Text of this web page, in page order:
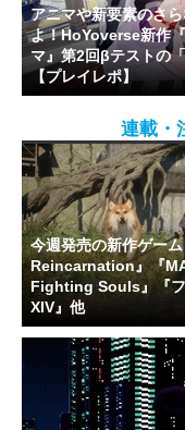
アニマや新要素のさ
よ！HoYoverse新作
マ』第2回βテストの
【プレイレポ】
連載・
今週発売の新作ゲー
Reincarnation』『
Fighting Souls』『
XIV』他